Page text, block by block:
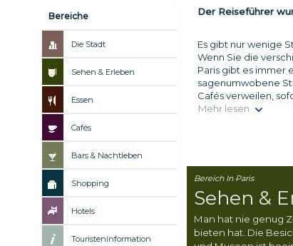
Bereiche
Die Stadt
Sehen & Erleben
Essen
Cafés
Bars & Nachtleben
Shopping
Hotels
Touristeninformation
Der Reiseführer
Es gibt nur wenige
Wenn Sie die
Paris gibt es immer
sagenumwobene
Cafés verweilen,
Mehr lesen
Bereich In Paris
Sehen &
Man hat nie genug
bieten hat. Die